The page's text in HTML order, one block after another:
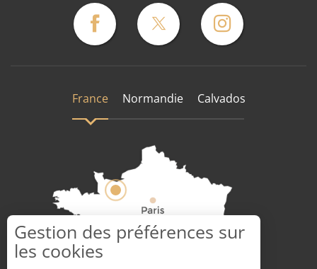
France Normandie Calvados
Gestion des préférences sur
les cookies